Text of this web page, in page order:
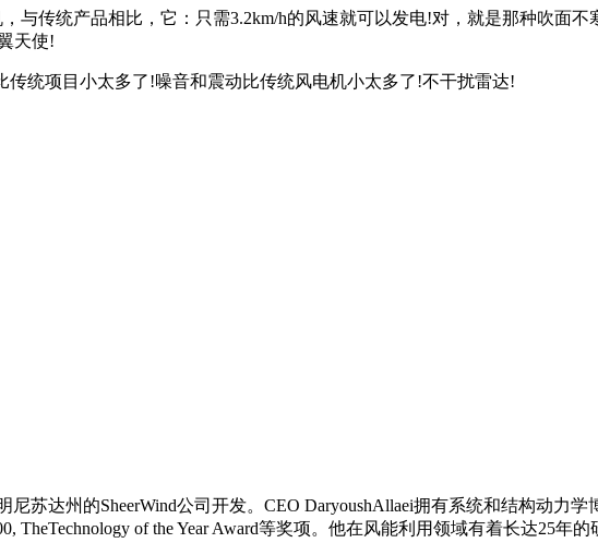
传统产品相比，它：只需3.2km/h的风速就可以发电!对，就是那种吹面不
天使!
统项目小太多了!噪音和震动比传统风电机小太多了!不干扰雷达!
达州的SheerWind公司开发。CEO DaryoushAllaei拥有系统和结构动力学
of the Year Award等奖项。他在风能利用领域有着长达25年